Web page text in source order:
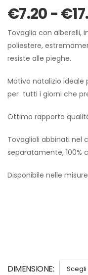
€7.20-€
Tovaglia con alberelli,
poliestere,
resiste alle pieghe.
Motivo natalizio ideale
per tutti i giorni che
Ottimo rapporto
Tovaglioli abbinati nel
separatamente, 100%
Disponibile nelle
DIMENSIONE